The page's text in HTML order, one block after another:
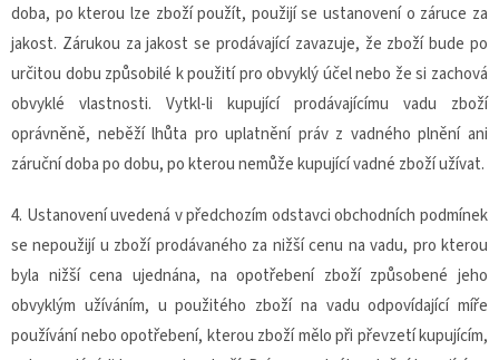
doba, po kterou lze zboží použít, použijí se ustanovení o záruce za
jakost. Zárukou za jakost se prodávající zavazuje, že zboží bude po
určitou dobu způsobilé k použití pro obvyklý účel nebo že si zachová
obvyklé vlastnosti. Vytkl-li kupující prodávajícímu vadu zboží
oprávněně, neběží lhůta pro uplatnění práv z vadného plnění ani
záruční doba po dobu, po kterou nemůže kupující vadné zboží užívat.
4. Ustanovení uvedená v předchozím odstavci obchodních podmínek
se nepoužijí u zboží prodávaného za nižší cenu na vadu, pro kterou
byla nižší cena ujednána, na opotřebení zboží způsobené jeho
obvyklým užíváním, u použitého zboží na vadu odpovídající míře
používání nebo opotřebení, kterou zboží mělo při převzetí kupujícím,